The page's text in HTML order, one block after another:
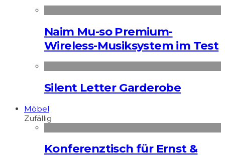
Naim Mu-so Premium-
Wireless-Musiksystem im Test
Silent Letter Garderobe
Möbel
Zufällig
Konferenztisch für Ernst &